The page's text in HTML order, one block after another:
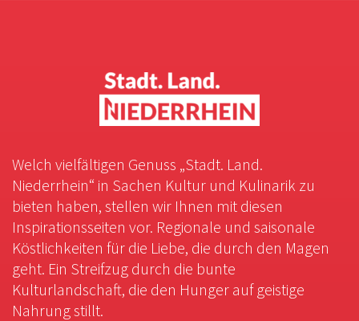
Welch vielfältigen Genuss „Stadt. Land.
Niederrhein“ in Sachen Kultur und Kulinarik zu
bieten haben, stellen wir Ihnen mit diesen
Inspirationsseiten vor. Regionale und saisonale
Köstlichkeiten für die Liebe, die durch den Magen
geht. Ein Streifzug durch die bunte
Kulturlandschaft, die den Hunger auf geistige
Nahrung stillt.